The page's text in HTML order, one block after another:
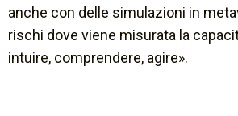
anche con delle simulazioni in
rischi dove viene misurata la
intuire, comprendere, agire».